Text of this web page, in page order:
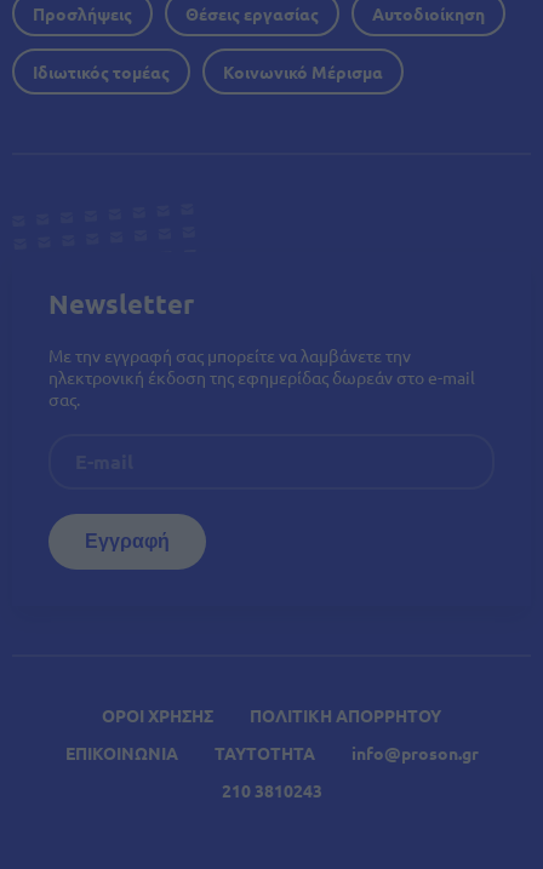
ΟΡΟΙ ΧΡΗΣΗΣ
ΠΟΛΙΤΙΚΗ ΑΠΟΡΡΗΤΟΥ
ΕΠΙΚΟΙΝΩΝΙΑ
ΤΑΥΤΟΤΗΤΑ
info@proson.gr
210 3810243
Προσλήψεις Θέσεις εργασίας Αυτοδιοίκηση
Ιδιωτικός τομέας Κοινωνικό Μέρισμα
Newsletter
Με την εγγραφή σας μπορείτε να λαμβάνετε την
ηλεκτρονική έκδοση της εφημερίδας δωρεάν στο e-mail
σας.